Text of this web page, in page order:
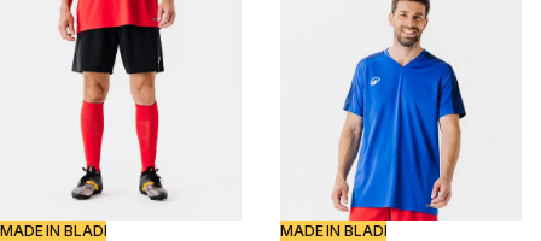
MADE IN BLADI MADE IN BLADI